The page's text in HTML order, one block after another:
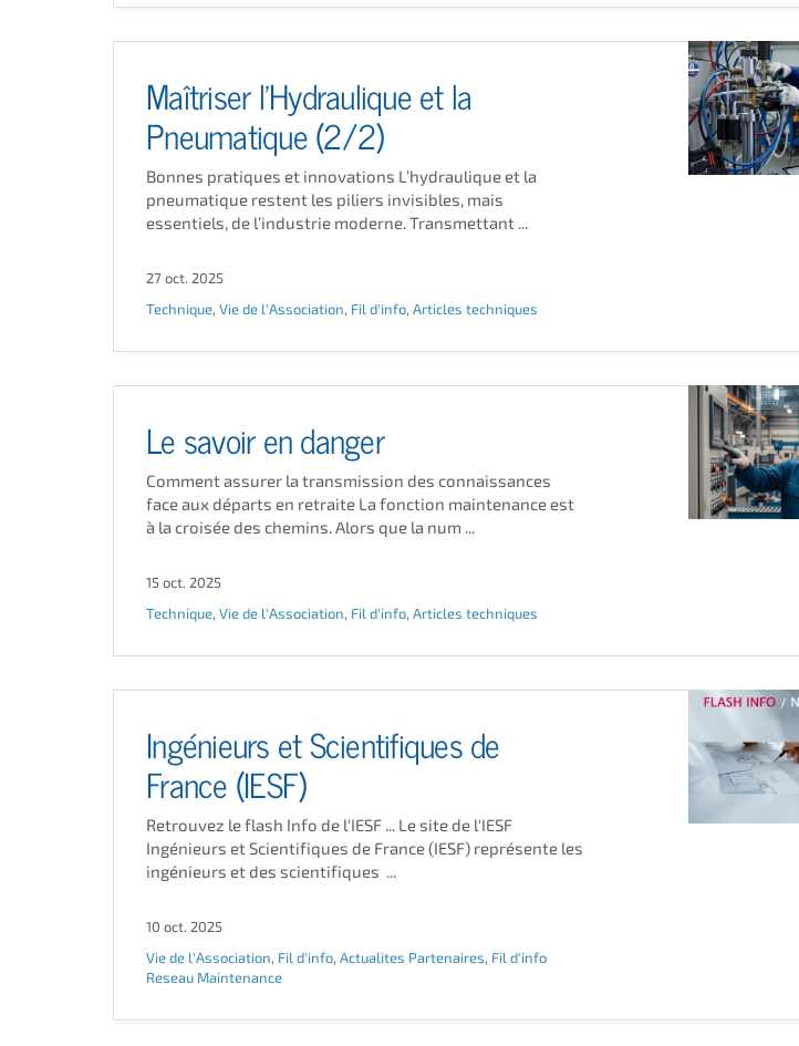
Maîtriser l’Hydraulique et la
Pneumatique (2/2)
Bonnes pratiques et innovations L’hydraulique et la
pneumatique restent les piliers invisibles, mais
essentiels, de l’industrie moderne. Transmettant ...
27 oct. 2025
Technique, Vie de l'Association, Fil d'info, Articles techniques
Le savoir en danger
Comment assurer la transmission des connaissances
face aux départs en retraite La fonction maintenance est
à la croisée des chemins. Alors que la num ...
15 oct. 2025
Technique, Vie de l'Association, Fil d'info, Articles techniques
Ingénieurs et Scientifiques de
France (IESF)
Retrouvez le flash Info de l'IESF ... Le site de l'IESF
Ingénieurs et Scientifiques de France (IESF) représente les
ingénieurs et des scientifiques ...
10 oct. 2025
Vie de l'Association, Fil d'info, Actualites Partenaires, Fil d'info
Reseau Maintenance